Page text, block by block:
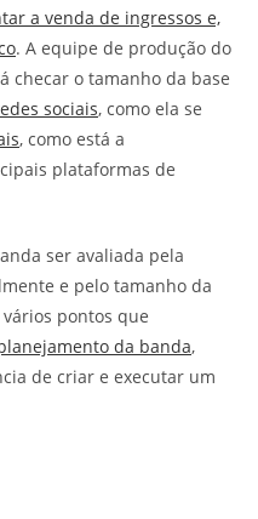
a venda de ingressos e,
. A equipe de produção do
checar o tamanho da base
sociais, como ela se
, como está a
plataformas de
ser avaliada pela
e pelo tamanho da
pontos que
da banda,
de criar e executar um